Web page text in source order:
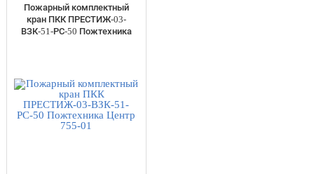
Пожарный комплектный
кран ПКК ПРЕСТИЖ-03-
ВЗК-51-РС-50 Пожтехника